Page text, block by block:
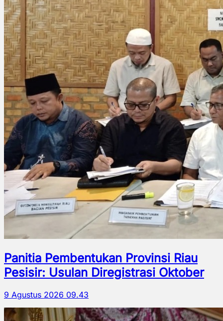
Panitia Pembentukan Provinsi Riau
Pesisir: Usulan Diregistrasi Oktober
9 Agustus 2026 09.43